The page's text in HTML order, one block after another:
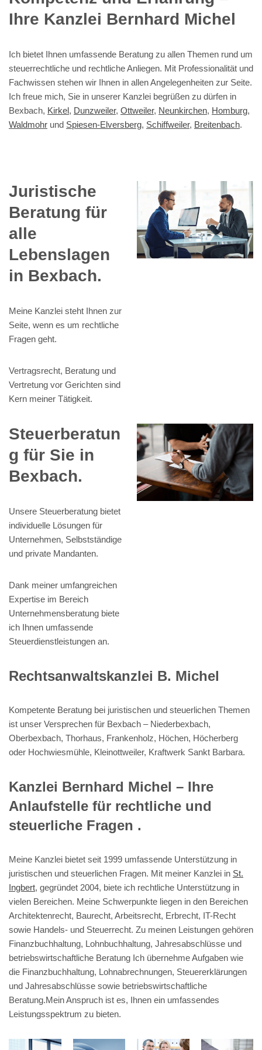
Ihre Kanzlei Bernhard Michel
Ich bietet Ihnen umfassende Beratung zu allen Themen rund um
steuerrechtliche und rechtliche Anliegen. Mit Professionalität und
Fachwissen stehen wir Ihnen in allen Angelegenheiten zur Seite.
Ich freue mich, Sie in unserer Kanzlei begrüßen zu dürfen in
Bexbach, Kirkel, Dunzweiler, Ottweiler, Neunkirchen, Homburg,
Waldmohr und Spiesen-Elversberg, Schiffweiler, Breitenbach.
Juristische
Beratung für
alle
Lebenslagen
in Bexbach.
Meine Kanzlei steht Ihnen zur
Seite, wenn es um rechtliche
Fragen geht.
Vertragsrecht, Beratung und
Vertretung vor Gerichten sind
Kern meiner Tätigkeit.
Steuerberatun
g für Sie in
Bexbach.
Unsere Steuerberatung bietet
individuelle Lösungen für
Unternehmen, Selbstständige
und private Mandanten.
Dank meiner umfangreichen
Expertise im Bereich
Unternehmensberatung biete
ich Ihnen umfassende
Steuerdienstleistungen an.
Rechtsanwaltskanzlei B. Michel
Kompetente Beratung bei juristischen und steuerlichen Themen
ist unser Versprechen für Bexbach – Niederbexbach,
Oberbexbach, Thorhaus, Frankenholz, Höchen, Höcherberg
oder Hochwiesmühle, Kleinottweiler, Kraftwerk Sankt Barbara.
Kanzlei Bernhard Michel – Ihre
Anlaufstelle für rechtliche und
steuerliche Fragen .
Meine Kanzlei bietet seit 1999 umfassende Unterstützung in
juristischen und steuerlichen Fragen. Mit meiner Kanzlei in St.
Ingbert, gegründet 2004, biete ich rechtliche Unterstützung in
vielen Bereichen. Meine Schwerpunkte liegen in den Bereichen
Architektenrecht, Baurecht, Arbeitsrecht, Erbrecht, IT-Recht
sowie Handels- und Steuerrecht. Zu meinen Leistungen gehören
Finanzbuchhaltung, Lohnbuchhaltung, Jahresabschlüsse und
betriebswirtschaftliche Beratung Ich übernehme Aufgaben wie
die Finanzbuchhaltung, Lohnabrechnungen, Steuererklärungen
und Jahresabschlüsse sowie betriebswirtschaftliche
Beratung.Mein Anspruch ist es, Ihnen ein umfassendes
Leistungsspektrum zu bieten.